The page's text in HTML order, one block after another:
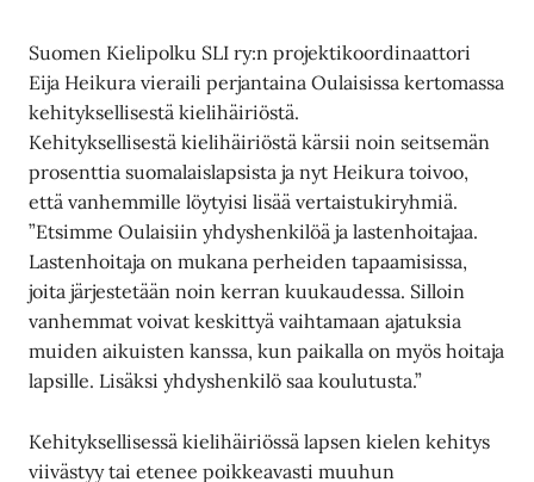
Suomen Kielipolku SLI ry:n projektikoordinaattori
Eija Heikura vieraili perjantaina Oulaisissa kertomassa
kehityksellisestä kielihäiriöstä.
Kehityksellisestä kielihäiriöstä kärsii noin seitsemän
prosenttia suomalaislapsista ja nyt Heikura toivoo,
että vanhemmille löytyisi lisää vertaistukiryhmiä.
”Etsimme Oulaisiin yhdyshenkilöä ja lastenhoitajaa.
Lastenhoitaja on mukana perheiden tapaamisissa,
joita järjestetään noin kerran kuukaudessa. Silloin
vanhemmat voivat keskittyä vaihtamaan ajatuksia
muiden aikuisten kanssa, kun paikalla on myös hoitaja
lapsille. Lisäksi yhdyshenkilö saa koulutusta.”
Kehityksellisessä kielihäiriössä lapsen kielen kehitys
viivästyy tai etenee poikkeavasti muuhun